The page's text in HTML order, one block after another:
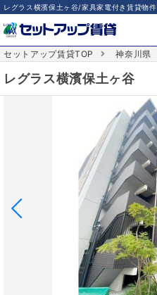
レグラス横濱保土ヶ谷/家具家電付き賃貸物件
セットアップ賃貸TOP 神奈川県
レグラス横濱保土ヶ谷